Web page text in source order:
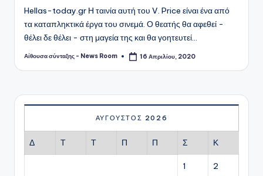
Hellas-today.gr Η ταινία αυτή του V. Price είναι ένα από
τα καταπληκτικά έργα του σινεμά. Ο θεατής θα αφεθεί -
θέλει δε θέλει - στη μαγεία της και θα γοητευτεί…
Συγγραφέας:
Αίθουσα σύνταξης - News Room 16 Απριλίου, 2020
ΑΎΓΟΥΣΤΟΣ 2026
Δ Τ Τ Π Π Σ Κ
1 2